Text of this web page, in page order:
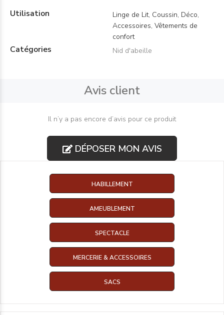
Utilisation
Linge de Lit, Coussin, Déco,
Accessoires, Vêtements de
confort
Catégories Nid d'abeille
Avis client
Il n’y a pas encore d’avis pour ce produit
DÉPOSER MON AVIS
HABILLEMENT
AMEUBLEMENT
SPECTACLE
MERCERIE & ACCESSOIRES
SACS